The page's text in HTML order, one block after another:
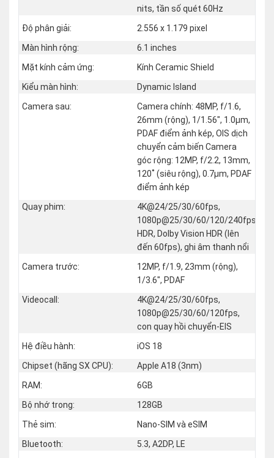
nits, tần số quét 60Hz
Độ phân giải:
2.556 x 1.179 pixel
Màn hình rộng:
6.1 inches
Mặt kính cảm ứng:
Kính Ceramic Shield
Kiểu màn hình:
Dynamic Island
Camera sau:
Camera chính: 48MP, f/1.6,
26mm (rộng), 1/1.56", 1.0µm,
PDAF điểm ảnh kép, OIS dịch
chuyển cảm biến Camera
góc rộng: 12MP, f/2.2, 13mm,
120˚ (siêu rộng), 0.7µm, PDAF
điểm ảnh kép
Quay phim:
4K@24/25/30/60fps,
1080p@25/30/60/120/240fps,
HDR, Dolby Vision HDR (lên
đến 60fps), ghi âm thanh nổi
Camera trước:
12MP, f/1.9, 23mm (rộng),
1/3.6", PDAF
Videocall:
4K@24/25/30/60fps,
1080p@25/30/60/120fps,
con quay hồi chuyển-EIS
Hệ điều hành:
iOS 18
Chipset (hãng SX CPU):
Apple A18 (3nm)
RAM:
6GB
Bộ nhớ trong:
128GB
Thẻ sim:
Nano-SIM và eSIM
Bluetooth:
5.3, A2DP, LE